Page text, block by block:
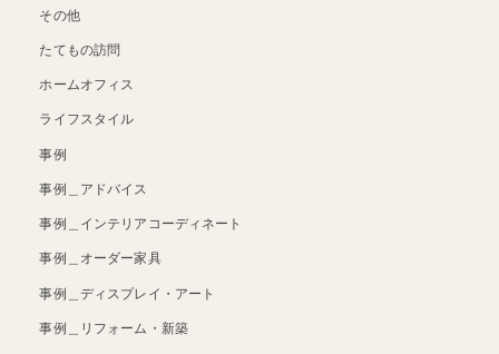
その他
たてもの訪問
ホームオフィス
ライフスタイル
事例
事例＿アドバイス
事例＿インテリアコーディネート
事例＿オーダー家具
事例＿ディスプレイ・アート
事例＿リフォーム・新築